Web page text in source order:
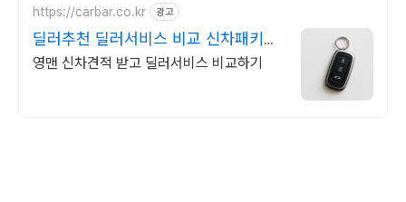
https://carbar.co.kr 광고
딜러추천 딜러서비스 비교 신차패키지
현금지원 할인차량
영맨 신차견적 받고 딜러서비스 비교하기